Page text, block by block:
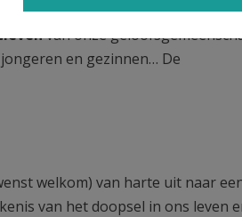
van onze
en gezinnen… De
welkom) van harte uit naar
van het doopsel in ons leven